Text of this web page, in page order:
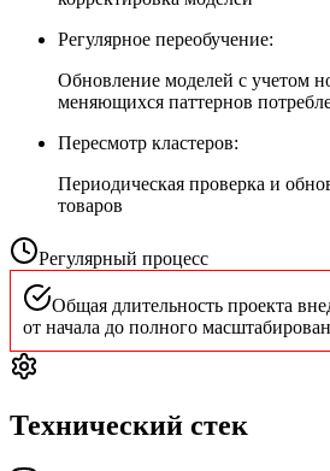
Регулярное переобучение:
Обновление моделей с учетом
меняющихся паттернов
Пересмотр кластеров:
Периодическая проверка и
товаров
Регулярный процесс
Общая длительность проекта
от начала до полного
Технический стек